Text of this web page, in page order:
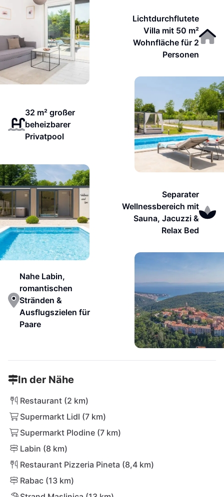
Lichtdurchflutete
Villa mit 50 m²
Wohnfläche für 2
Personen
32 m² großer
beheizbarer
Privatpool
Separater
Wellnessbereich mit
Sauna, Jacuzzi &
Relax Bed
Nahe Labin,
romantischen
Stränden &
Ausflugszielen für
Paare
In der Nähe
Restaurant (2 km)
Supermarkt Lidl (7 km)
Supermarkt Plodine (7 km)
Labin (8 km)
Restaurant Pizzeria Pineta (8,4 km)
Rabac (13 km)